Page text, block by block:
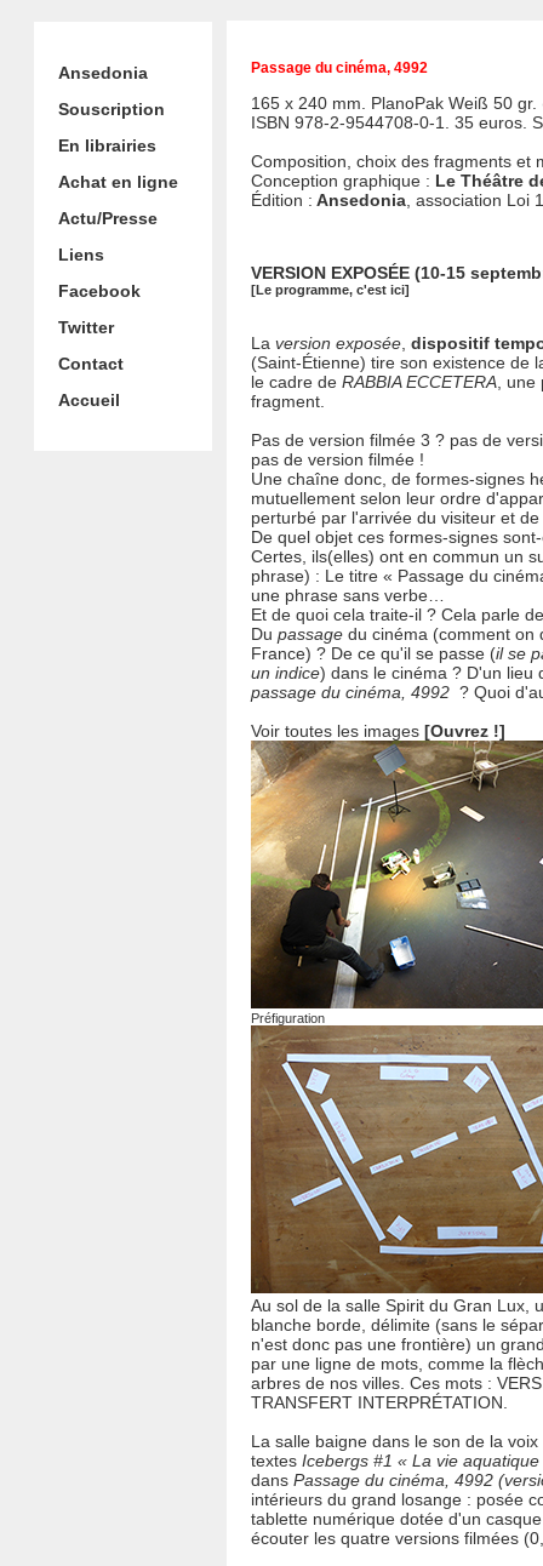
Passage du cinéma, 4992
165 x 240 mm. PlanoPak Weiß 50
ISBN 978-2-9544708-0-1. 35 euros.
Composition, choix des fragments et
Conception graphique : Le Théâtre
Édition : Ansedonia , association Loi
VERSION EXPOSÉE (10-15
[Le programme, c'est ici]
La version exposée dispositif
(Saint-Étienne) tire son existence de
le cadre de RABBIA ECCETERA ,
fragment.
Pas de version filmée 3 ? pas de
pas de version filmée !
Une chaîne donc, de formes-signes
mutuellement selon leur ordre
perturbé par l'arrivée du visiteur et
De quel objet ces formes-signes
Certes, ils(elles) ont en commun un
phrase) : Le titre « Passage du
une phrase sans verbe…
Et de quoi cela traite-il ? Cela parle
Du passage du cinéma (comment on
France) ? De ce qu'il se passe (il se
un indice) dans le cinéma ? D'un lieu
passage du cinéma, 4992 ? Quoi
Voir toutes les images [Ouvrez !]
Préfiguration
Au sol de la salle Spirit du Gran Lux,
blanche borde, délimite (sans le
n'est donc pas une frontière) un
par une ligne de mots, comme la
arbres de nos villes. Ces mots :
TRANSFERT INTERPRÉTATION.
La salle baigne dans le son de la
textes Icebergs #1 « La vie aquatique
dans Passage du cinéma, 4992
intérieurs du grand losange : posée
tablette numérique dotée d'un
écouter les quatre versions filmées
Ansedonia
Souscription
En librairies
Achat en ligne
Actu/Presse
Liens
Facebook
Twitter
Contact
Accueil